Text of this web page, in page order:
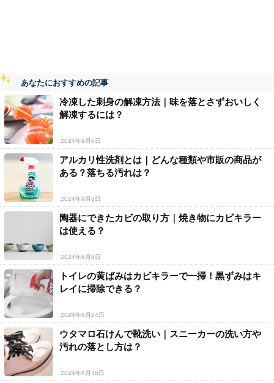
あなたにおすすめの記事
冷凍した刺身の解凍方法｜味を落とさずおいしく
解凍するには？
2024年9月6日
アルカリ性洗剤とは｜どんな種類や市販の商品が
ある？落ちる汚れは？
2024年9月6日
陶器にできたカビの取り方｜焼き物にカビキラー
は使える？
2024年8月8日
トイレの黄ばみはカビキラーで一掃！黒ずみはキ
レイに掃除できる？
2024年8月24日
ウタマロ石けんで靴洗い｜スニーカーの洗い方や
汚れの落とし方は？
2024年8月30日